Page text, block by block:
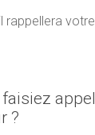
rappellera
?